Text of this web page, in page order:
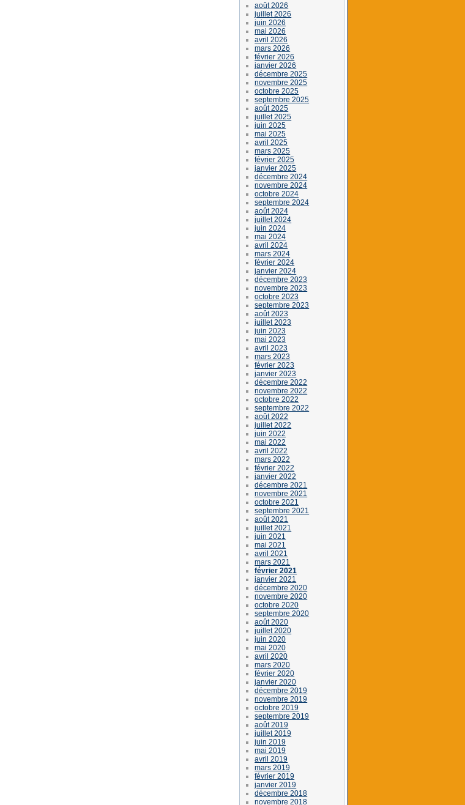
août 2026
juillet 2026
juin 2026
mai 2026
avril 2026
mars 2026
février 2026
janvier 2026
décembre 2025
novembre 2025
octobre 2025
septembre 2025
août 2025
juillet 2025
juin 2025
mai 2025
avril 2025
mars 2025
février 2025
janvier 2025
décembre 2024
novembre 2024
octobre 2024
septembre 2024
août 2024
juillet 2024
juin 2024
mai 2024
avril 2024
mars 2024
février 2024
janvier 2024
décembre 2023
novembre 2023
octobre 2023
septembre 2023
août 2023
juillet 2023
juin 2023
mai 2023
avril 2023
mars 2023
février 2023
janvier 2023
décembre 2022
novembre 2022
octobre 2022
septembre 2022
août 2022
juillet 2022
juin 2022
mai 2022
avril 2022
mars 2022
février 2022
janvier 2022
décembre 2021
novembre 2021
octobre 2021
septembre 2021
août 2021
juillet 2021
juin 2021
mai 2021
avril 2021
mars 2021
février 2021
janvier 2021
décembre 2020
novembre 2020
octobre 2020
septembre 2020
août 2020
juillet 2020
juin 2020
mai 2020
avril 2020
mars 2020
février 2020
janvier 2020
décembre 2019
novembre 2019
octobre 2019
septembre 2019
août 2019
juillet 2019
juin 2019
mai 2019
avril 2019
mars 2019
février 2019
janvier 2019
décembre 2018
novembre 2018